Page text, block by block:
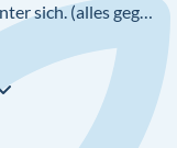
sich. (alles gegen
können Sie
Dampfbad